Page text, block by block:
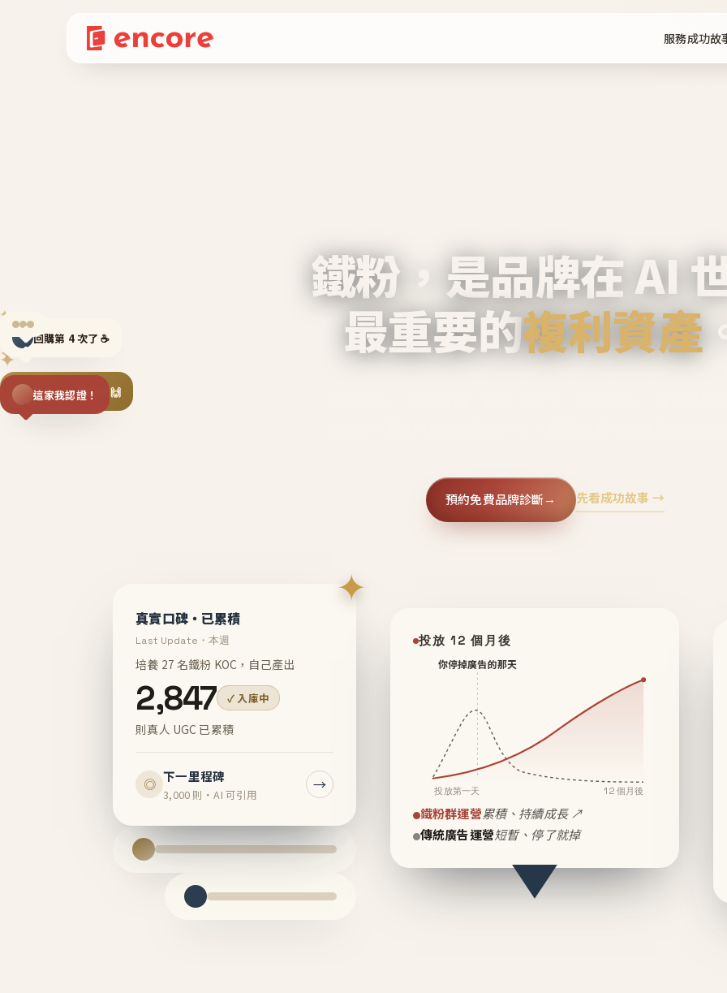
服務成功故
✦
✦
✦
回購第 4 次了 ☕
揪同事一起團購 🙌
這家我認證！
鐵粉，是品牌在 AI
最重要的複利資產
預約免費品牌診斷→ 先看成功故事 →
✦
真實口碑・已累積
Last Update・本週
培養 27 名鐵粉 KOC，自己產出
2,847 ✓ 入庫中
則真人 UGC 已累積
◎ 下一里程碑
3,000 則・AI 可引用
→
投放 12 個月後
你停掉廣告的那天
投放第一天 12 個月後
鐵粉群運營累積、持續成長 ↗
傳統廣告運營短暫、停了就掉